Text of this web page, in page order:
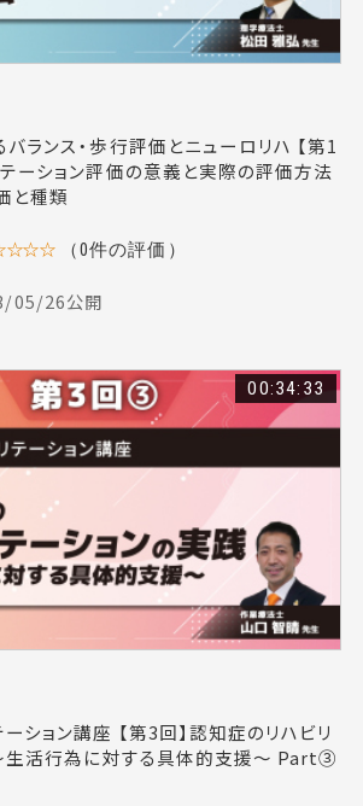
ランス・歩行評価とニューロリハ 【第1
ーション評価の意義と実際の評価方法
と種類
（0件の評価）
05/26公開
00:34:33
ション講座 【第3回】認知症のリハビリ
生活行為に対する具体的支援～ Part③